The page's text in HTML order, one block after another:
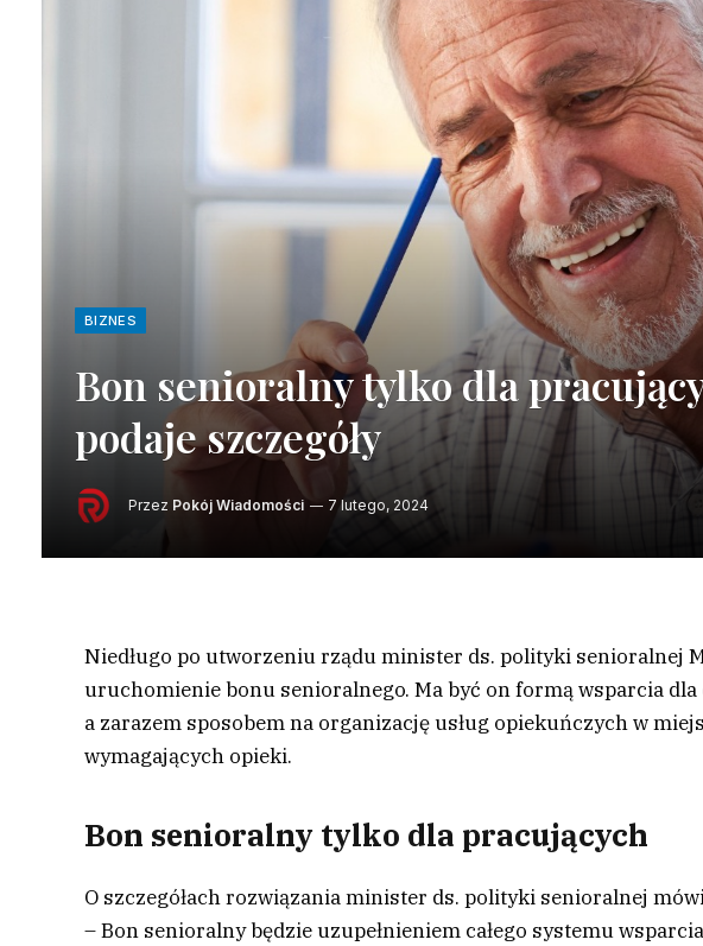
BIZNES
Bon senioralny tylko dla
podaje szczegóły
Przez Pokój Wiadomości 7 lutego, 2024
Niedługo po utworzeniu rządu minister ds. polityki senioralnej
uruchomienie bonu senioralnego. Ma być on formą wsparcia
a zarazem sposobem na organizację usług opiekuńczych w
wymagających opieki.
Bon senioralny tylko dla pracujących
O szczegółach rozwiązania minister ds. polityki senioralnej
– Bon senioralny będzie uzupełnieniem całego systemu